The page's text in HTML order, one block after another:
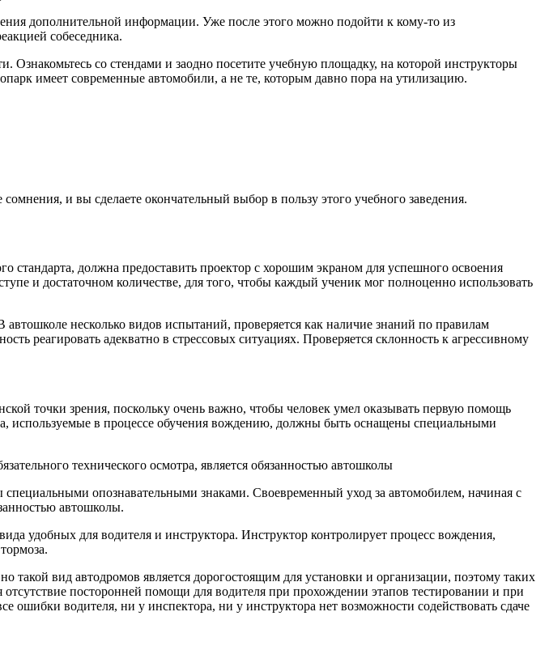
дополнительной информации. Уже после этого можно подойти к кому-то из
собеседника.
Ознакомьтесь со стендами и заодно посетите учебную площадку, на которой инструкторы
имеет современные автомобили, а не те, которым давно пора на утилизацию.
и вы сделаете окончательный выбор в пользу этого учебного заведения.
стандарта, должна предоставить проектор с хорошим экраном для успешного освоения
и достаточном количестве, для того, чтобы каждый ученик мог полноценно использовать
несколько видов испытаний, проверяется как наличие знаний по правилам
реагировать адекватно в стрессовых ситуациях. Проверяется склонность к агрессивному
точки зрения, поскольку очень важно, чтобы человек умел оказывать первую помощь
в процессе обучения вождению, должны быть оснащены специальными
технического осмотра, является обязанностью автошколы
опознавательными знаками. Своевременный уход за автомобилем, начиная с
автошколы.
удобных для водителя и инструктора. Инструктор контролирует процесс вождения,
вид автодромов является дорогостоящим для установки и организации, поэтому таких
посторонней помощи для водителя при прохождении этапов тестировании и при
водителя, ни у инспектора, ни у инструктора нет возможности содействовать сдаче